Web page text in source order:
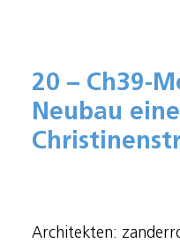
Alle Projekte 2024
Preisträger:innen 2021
Preisträger:innen 2018
20 – Ch39-
Neubau
Architekten: